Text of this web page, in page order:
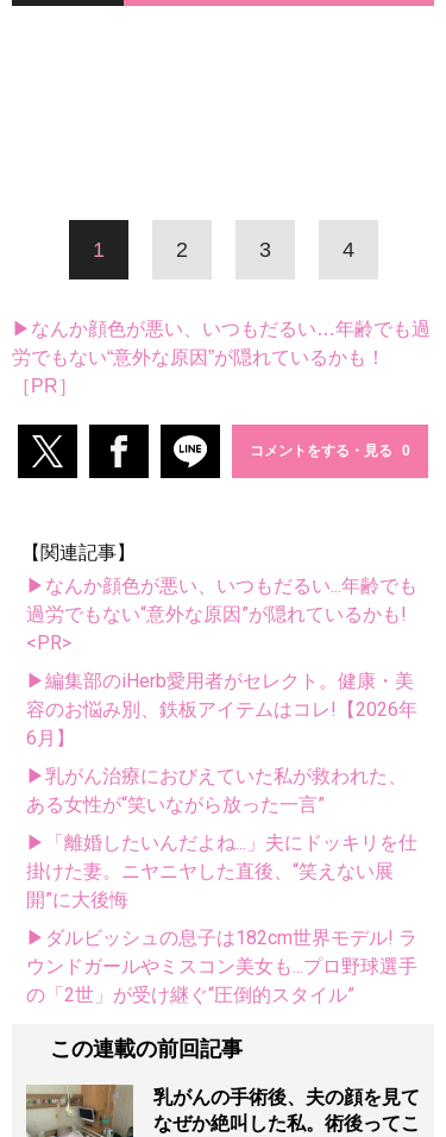
1 2 3 4
▶なんか顔色が悪い、いつもだるい…年齢でも過
労でもない“意外な原因”が隠れているかも！
［PR］
コメントをする・見る
【関連記事】
▶なんか顔色が悪い、いつもだるい...年齢でも
過労でもない“意外な原因”が隠れているかも!
<PR>
▶編集部のiHerb愛用者がセレクト。健康・美
容のお悩み別、鉄板アイテムはコレ!【2026年
6月】
▶乳がん治療におびえていた私が救われた、
ある女性が“笑いながら放った一言”
▶「離婚したいんだよね...」夫にドッキリを仕
掛けた妻。ニヤニヤした直後、“笑えない展
開”に大後悔
▶ダルビッシュの息子は182cm世界モデル! ラ
ウンドガールやミスコン美女も...プロ野球選手
の「2世」が受け継ぐ“圧倒的スタイル”
この連載の前回記事
乳がんの手術後、夫の顔を見て
なぜか絶叫した私。術後ってこ